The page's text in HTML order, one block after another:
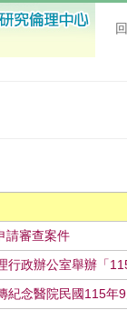
請審查案件
行政辦公室舉辦「
紀念醫院民國115